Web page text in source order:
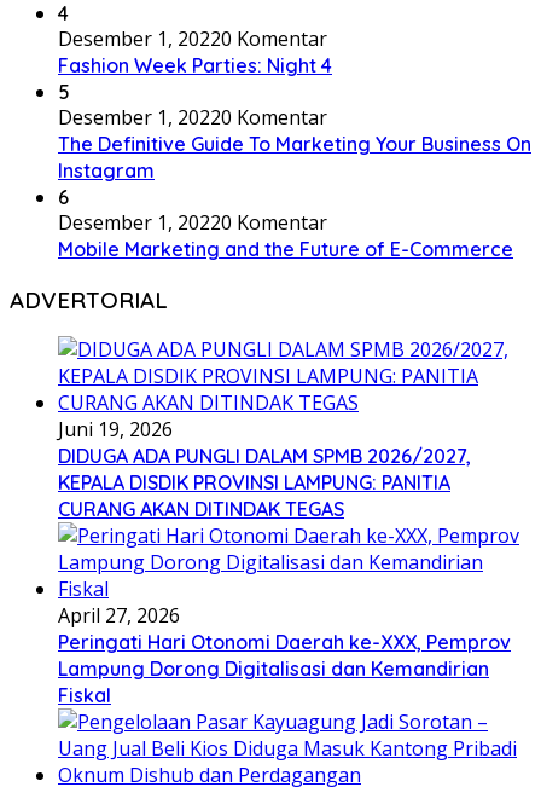
4
Desember 1, 20220 Komentar
Fashion Week Parties: Night 4
5
Desember 1, 20220 Komentar
The Definitive Guide To Marketing Your Business On
Instagram
6
Desember 1, 20220 Komentar
Mobile Marketing and the Future of E-Commerce
ADVERTORIAL
Juni 19, 2026
DIDUGA ADA PUNGLI DALAM SPMB 2026/2027,
KEPALA DISDIK PROVINSI LAMPUNG: PANITIA
CURANG AKAN DITINDAK TEGAS
April 27, 2026
Peringati Hari Otonomi Daerah ke-XXX, Pemprov
Lampung Dorong Digitalisasi dan Kemandirian
Fiskal